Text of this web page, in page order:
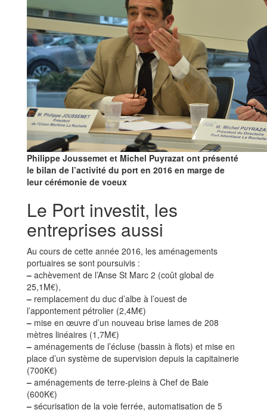
Philippe Joussemet et Michel Puyrazat ont présenté
le bilan de l’activité du port en 2016 en marge de
leur cérémonie de voeux
Le Port investit, les
entreprises aussi
Au cours de cette année 2016, les aménagements
portuaires se sont poursuivis :
– achèvement de l’Anse St Marc 2 (coût global de
25,1M€),
– remplacement du duc d’albe à l’ouest de
l’appontement pétrolier (2,4M€)
– mise en œuvre d’un nouveau brise lames de 208
mètres linéaires (1,7M€)
– aménagements de l’écluse (bassin à flots) et mise en
place d’un système de supervision depuis la capitainerie
(700K€)
– aménagements de terre-pleins à Chef de Baie
(600K€)
– sécurisation de la voie ferrée, automatisation de 5